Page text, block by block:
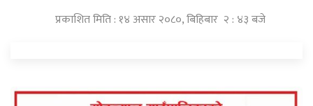
प्रकाशित मिति : १४ असार २०८०, बिहिबार २ : ४३ बजे